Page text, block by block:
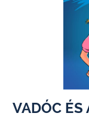
VADÓC